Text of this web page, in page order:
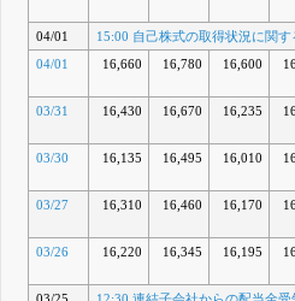
04/01
15:00 自己株式の取得状況に関す
04/01
16,660 16,780 16,600
03/31
16,430 16,670 16,235
03/30
16,135 16,495 16,010
03/27
16,310 16,460 16,170
03/26
16,220 16,345 16,195